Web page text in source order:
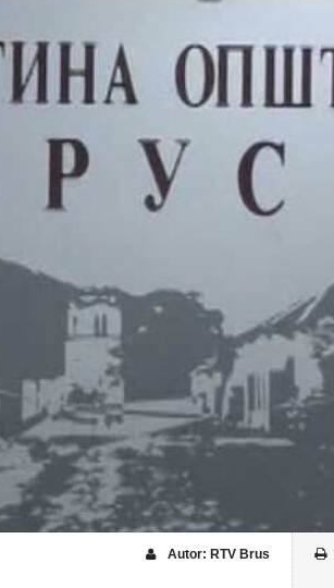
Autor: RTV Brus